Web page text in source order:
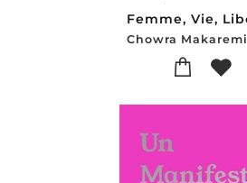
Chowra Makaremi